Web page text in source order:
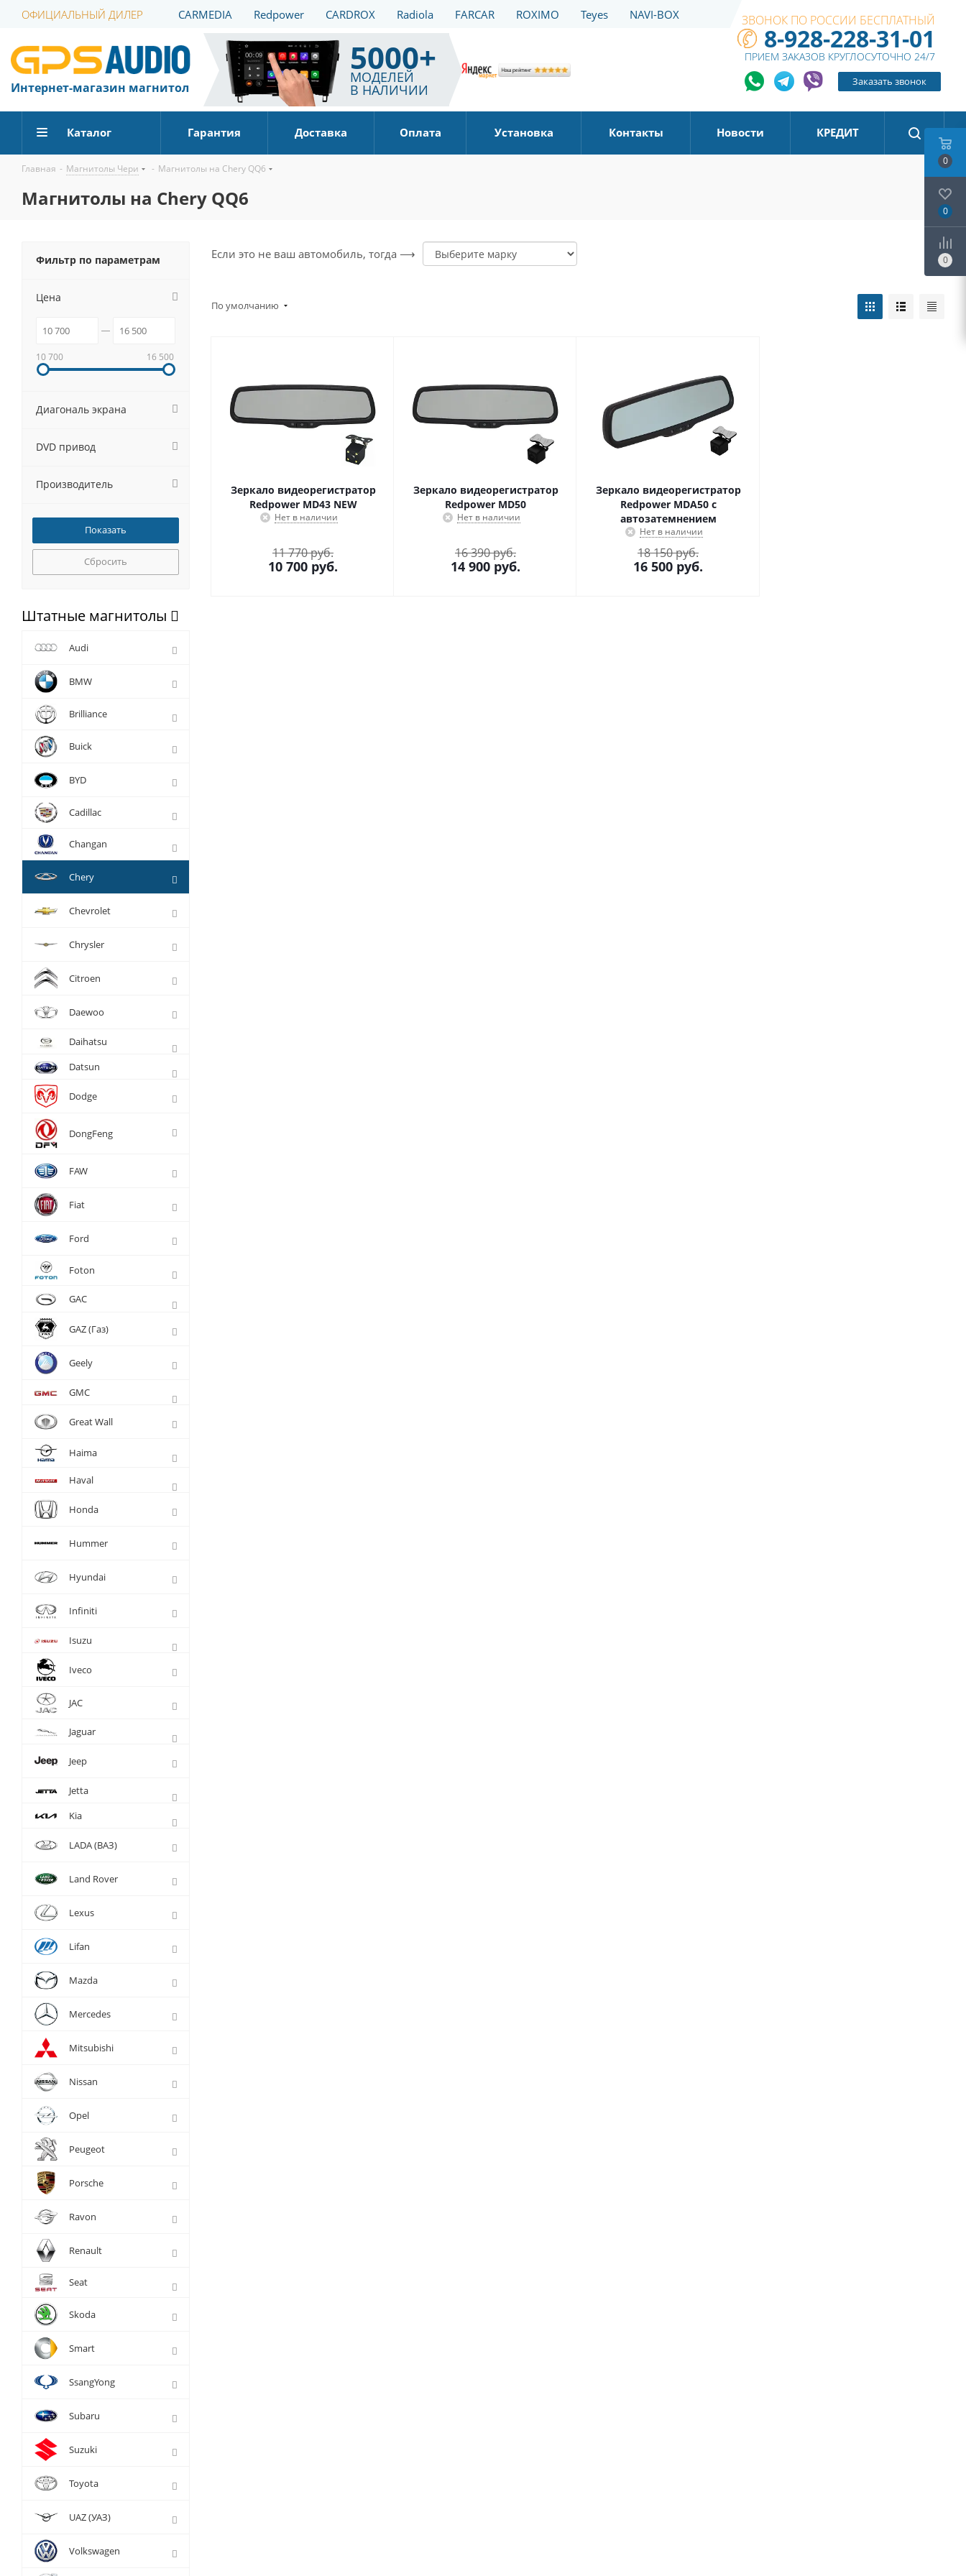
ОФИЦИАЛЬНЫЙ ДИЛЕР CARMEDIA Redpower CARDROX Radiola FARCAR ROXIMO Teyes NAVI-BOX
Интернет-магазин магнитол
5000+
МОДЕЛЕЙ
В НАЛИЧИИ
ЗВОНОК ПО РОССИИ БЕСПЛАТНЫЙ
8-928-228-31-01
ПРИЕМ ЗАКАЗОВ КРУГЛОСУТОЧНО 24/7
Заказать звонок
Каталог Гарантия Доставка Оплата Установка Контакты Новости КРЕДИТ
Главная - Магнитолы Чери - Магнитолы на Chery QQ6
Магнитолы на Chery QQ6
Если это не ваш автомобиль, тогда ⟶
По умолчанию
Зеркало видеорегистратор
Redpower MD43 NEW
Нет в наличии
11 770 руб.
10 700 руб.
Зеркало видеорегистратор
Redpower MD50
Нет в наличии
16 390 руб.
14 900 руб.
Зеркало видеорегистратор
Redpower MDA50 с
автозатемнением
Нет в наличии
18 150 руб.
16 500 руб.
Фильтр по параметрам
Цена
10 700 16 500
Диагональ экрана
DVD привод
Производитель
Сбросить
Штатные магнитолы
Audi
BMW
Brilliance
Buick
BYD
Cadillac
Changan
Chery
Chevrolet
Chrysler
Citroen
Daewoo
Daihatsu
Datsun
Dodge
DongFeng
FAW
Fiat
Ford
Foton
GAC
GAZ (Газ)
Geely
GMC
Great Wall
Haima
Haval
Honda
Hummer
Hyundai
Infiniti
Isuzu
Iveco
JAC
Jaguar
Jeep
Jetta
Kia
LADA (ВАЗ)
Land Rover
Lexus
Lifan
Mazda
Mercedes
Mitsubishi
Nissan
Opel
Peugeot
Porsche
Ravon
Renault
Seat
Skoda
Smart
SsangYong
Subaru
Suzuki
Toyota
UAZ (УАЗ)
Volkswagen
0
0
0